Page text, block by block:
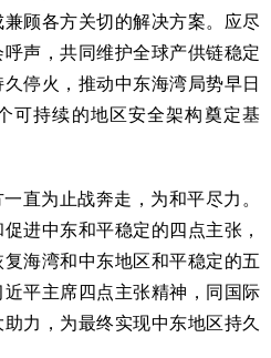
顾各方关切的解决方案。应尽
声，共同维护全球产供链稳定
停火，推动中东海湾局势早日
可持续的地区安全架构奠定基
直为止战奔走，为和平尽力。
进中东和平稳定的四点主张，
海湾和中东地区和平稳定的五
平主席四点主张精神，同国际
力，为最终实现中东地区持久